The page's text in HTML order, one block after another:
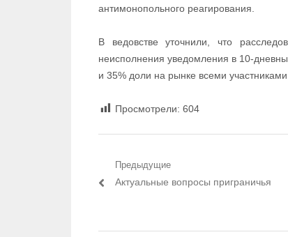
антимонопольного реагирования.
В ведовстве уточнили, что
неисполнения уведомления в 10-
и 35% доли на рынке всеми
Просмотрели: 604
Навигация по записям
Предыдущие
Предыдущий пост:
Актуальные вопросы приграничья